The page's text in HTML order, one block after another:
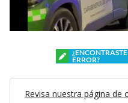
ERROR?
Revisa nuestra página de